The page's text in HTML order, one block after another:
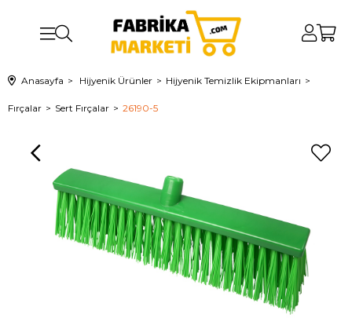
Anasayfa Hijyenik Ürünler Hijyenik Temizlik Ekipmanları
Fırçalar Sert Fırçalar 26190-5